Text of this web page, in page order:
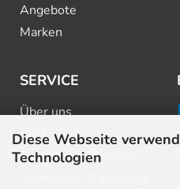
Diese Webseite
Technologien
Angebote
Marken
SERVICE
Über uns
FAQ
Beratung & Planung